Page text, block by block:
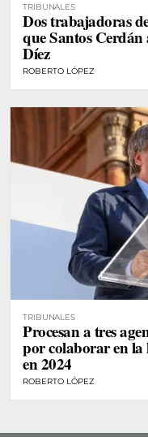
TRIBUNALES
Dos trabajadoras
que Santos
Díez
ROBERTO LÓPEZ
TRIBUNALES
Procesan a tres
por colaborar en
en 2024
ROBERTO LÓPEZ